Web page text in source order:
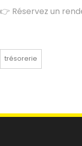
👉 Réservez un
trésorerie